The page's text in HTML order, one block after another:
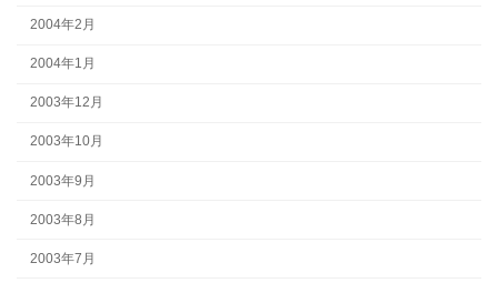
2004年2月
2004年1月
2003年12月
2003年10月
2003年9月
2003年8月
2003年7月